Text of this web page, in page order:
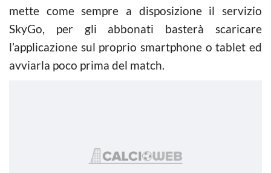
mette come sempre a disposizione il servizio
SkyGo, per gli abbonati basterà scaricare
l’applicazione sul proprio smartphone o tablet ed
avviarla poco prima del match.